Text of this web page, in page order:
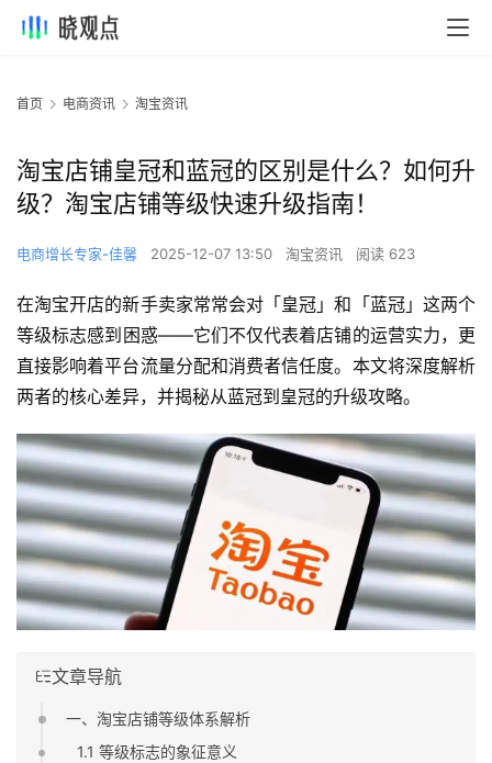
首页 电商资讯 淘宝资讯
淘宝店铺皇冠和蓝冠的区别是什么？如何升
级？淘宝店铺等级快速升级指南！
电商增长专家-佳馨 2025-12-07 13:50 淘宝资讯 阅读 623
在淘宝开店的新手卖家常常会对「皇冠」和「蓝冠」这两个
等级标志感到困惑——它们不仅代表着店铺的运营实力，更
直接影响着平台流量分配和消费者信任度。本文将深度解析
两者的核心差异，并揭秘从蓝冠到皇冠的升级攻略。
文章导航
一、淘宝店铺等级体系解析
1.1 等级标志的象征意义